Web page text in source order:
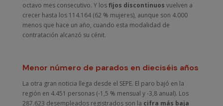
octavo mes consecutivo. Y losfijos discontinuos vuelven a
crecer hasta los 114.164 (62 % mujeres), aunque son 4.000
menos que hace un año, cuando esta modalidad de
contratación alcanzó su cénit.
Menor número de parados en dieciséis años
La otra gran noticia llega desde el SEPE. El paro bajó en la
región en 4.451 personas (-1,5 % mensual y -3,8 anual). Los
287.623 desempleados registrados son la cifra más baja